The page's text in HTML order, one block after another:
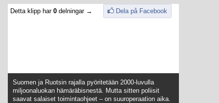
Detta klipp har 0 delningar → Dela på Facebook
Suomen ja Ruotsin rajalla pyöritetään 2000-luvulla
miljoonaluokan hämäräbisnestä. Mutta sitten poliisit
saavat salaiset toimintaohjeet – on suuroperaation aika.